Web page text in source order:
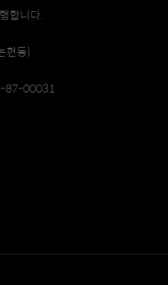
합니다.
현동)
87-00031